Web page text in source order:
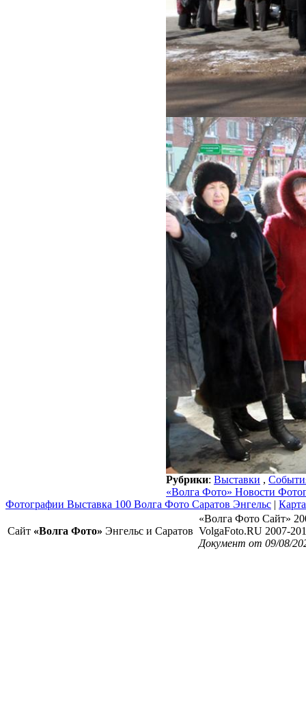
Рубрики: Выставки ,
«Волга Фото» Новости
Фотографии Выставка 100 Волга Фото Саратов Энгельс |
Сайт «Волга Фото» Энгельс и Саратов
«Волга Фото Сайт»
VolgaFoto.RU 2007-
Документ от 09/08/